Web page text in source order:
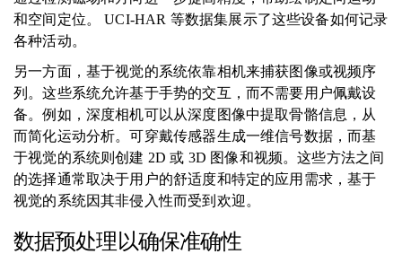
和空间定位。 UCI-HAR 等数据集展示了这些设备如何记录
各种活动。
另一方面，基于视觉的系统依靠相机来捕获图像或视频序
列。这些系统允许基于手势的交互，而不需要用户佩戴设
备。例如，深度相机可以从深度图像中提取骨骼信息，从
而简化运动分析。可穿戴传感器生成一维信号数据，而基
于视觉的系统则创建 2D 或 3D 图像和视频。这些方法之间
的选择通常取决于用户的舒适度和特定的应用需求，基于
视觉的系统因其非侵入性而受到欢迎。
数据预处理以确保准确性